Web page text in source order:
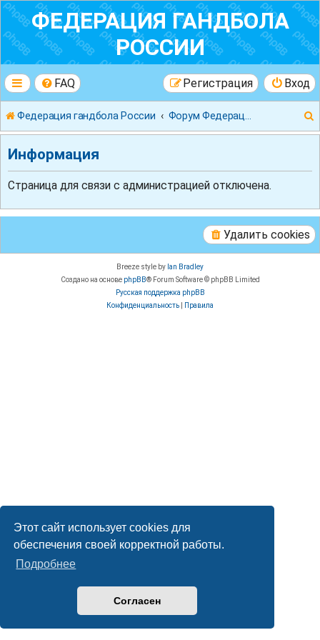
Этот сайт использует cookies для
обеспечения своей корректной работы.
Подробнее
Согласен
ФЕДЕРАЦИЯ ГАНДБОЛА
РОССИИ
FAQ Вход
Регистрация
Федерация гандбола России
Информация
Страница для связи с администрацией отключена.
Удалить cookies
Breeze style by Ian Bradley
Создано на основе phpBB® Forum Software © phpBB Limited
Русская поддержка phpBB
Конфиденциальность
Правила